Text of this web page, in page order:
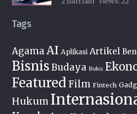
Tags
Agama AI Aplikasi Artikel
Bisnis Budaya Buku
Featured Film Fintech
Hukum